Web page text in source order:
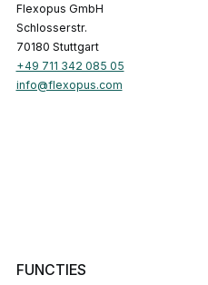
Flexopus GmbH
Schlosserstr.
70180 Stuttgart
+49 711 342 085 05
info@flexopus.com
FUNCTIES